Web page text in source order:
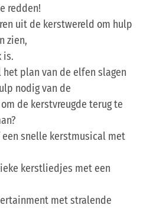
redden!
uit de kerstwereld om hulp
zien,
is.
het plan van de elfen slagen
nodig van de
de kerstvreugde terug te
snelle kerstmusical met
kerstliedjes met een
met stralende